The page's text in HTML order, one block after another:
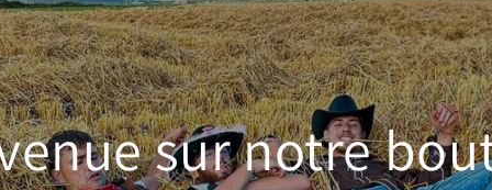
sur notre